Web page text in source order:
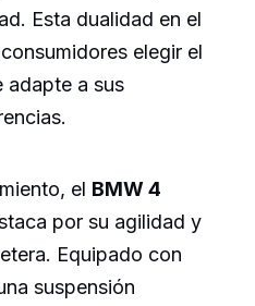
Esta dualidad en el
elegir el
adapte a sus
el BMW 4
por su agilidad y
Equipado con
suspensión